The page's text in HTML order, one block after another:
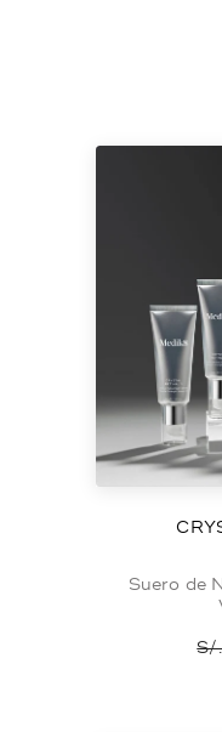
Suero de
S/